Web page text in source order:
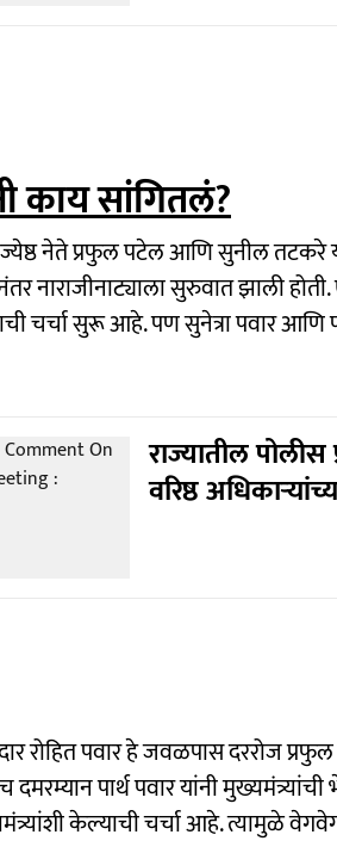
काय सांगितलं?
नेते प्रफुल पटेल आणि सुनील तटकरे
नाराजीनाट्याला सुरुवात झाली
चर्चा सुरू आहे. पण सुनेत्रा पवार आणि
राज्यातील
वरिष्ठ
रोहित पवार हे जवळपास दररोज
पार्थ पवार यांनी मुख्यमंत्र्यांची
केल्याची चर्चा आहे. त्यामुळे